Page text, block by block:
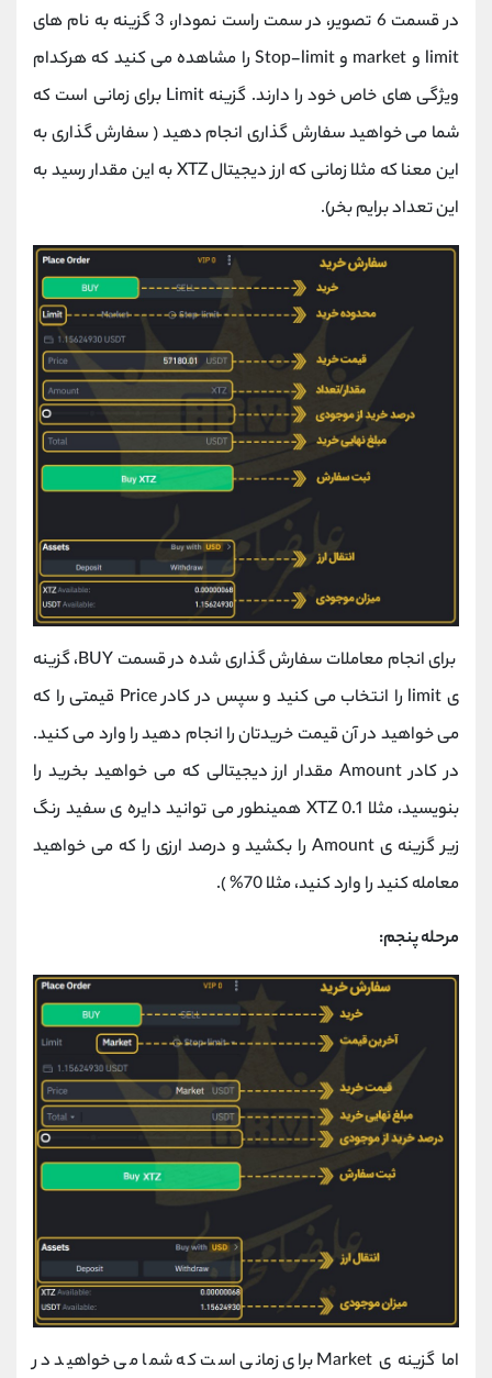
در قسمت 6 تصویر، در سمت راست نمودار، 3 گزینه به نام های
limit و market و Stop-limit را مشاهده می کنید که هرکدام
ویژگی های خاص خود را دارند. گزینه Limit برای زمانی است که
شما می خواهید سفارش گذاری انجام دهید ( سفارش گذاری به
این معنا که مثلا زمانی که ارز دیجیتال XTZ به این مقدار رسید به
این تعداد برایم بخر).
برای انجام معاملات سفارش گذاری شده در قسمت BUY، گزینه
ی limit را انتخاب می کنید و سپس در کادر Price قیمتی را که
می خواهید در آن قیمت خریدتان را انجام دهید را وارد می کنید.
در کادر Amount مقدار ارز دیجیتالی که می خواهید بخرید را
بنویسید، مثلا 0.1 XTZ همینطور می توانید دایره ی سفید رنگ
زیر گزینه ی Amount را بکشید و درصد ارزی را که می خواهید
معامله کنید را وارد کنید، مثلا 70% ).
مرحله پنجم:
اما گزینه ی Market برای زمانی است که شما می خواهید در